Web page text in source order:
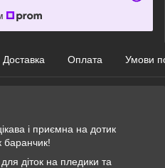
Доставка Оплата Умови
і приємна на дотик
баранчик!
діток на пледики та